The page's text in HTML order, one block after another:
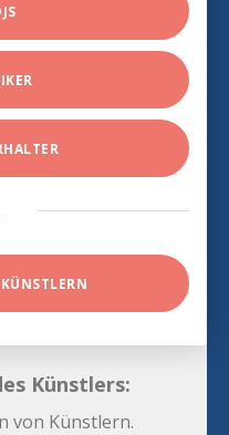
Künstlers:
von Künstlern.